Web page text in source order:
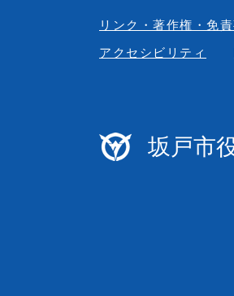
リンク・著作権・免
アクセシビリティ
坂戸市